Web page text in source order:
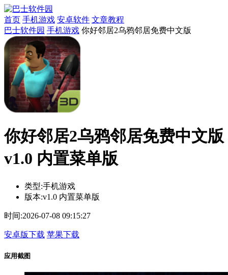
首页 手机游戏 安卓软件 文章教程
巴士软件园 手机游戏 你好邻居2乌鸦邻居免费中文版
你好邻居2乌鸦邻居免费中文版
v1.0 内置菜单版
类型:手机游戏
版本:v1.0 内置菜单版
时间:2026-07-08 09:15:27
安卓版下载 苹果下载
应用截图